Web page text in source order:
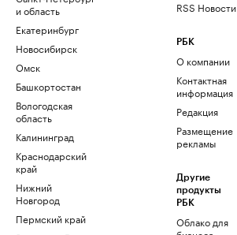
и область
Екатеринбург
Новосибирск
Омск
Башкортостан
Вологодская
область
Калининград
Краснодарский
край
Нижний
Новгород
Пермский край
RSS Новости
РБК
О компании
Контактная
информация
Редакция
Размещение
рекламы
Другие
продукты
РБК
Облако для